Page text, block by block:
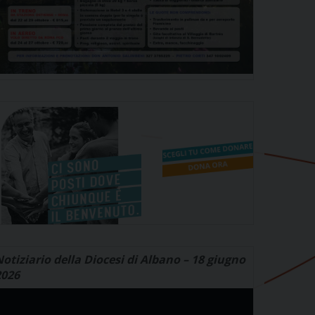
della Diocesi di Albano – 18 giugno